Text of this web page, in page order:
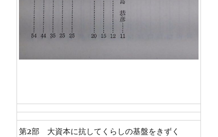
第2部 大資本に抗してくらしの基盤をきずく